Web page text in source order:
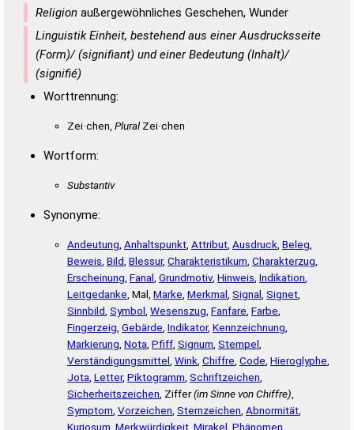
Religion außergewöhnliches Geschehen, Wunder
Linguistik Einheit, bestehend aus einer Ausdrucksseite
(Form)/ (signifiant) und einer Bedeutung (Inhalt)/
(signifié)
Worttrennung:
Zei·chen, PluralZei·chen
Wortform:
Substantiv
Synonyme:
Andeutung Anhaltspunkt Attribut Ausdruck Beleg
Beweis Bild Blessur, Charakteristikum Charakterzug
Erscheinung Fanal Grundmotiv, Hinweis Indikation
Leitgedanke , Mal, Marke Merkmal Signal Signet
Sinnbild Symbol Wesenszug Fanfare Farbe
Fingerzeig Gebärde Indikator, Kennzeichnung
Markierung Nota Pfiff Signum Stempel
Verständigungsmittel Wink Chiffre Code Hieroglyphe
Jota Letter, Piktogramm Schriftzeichen
Sicherheitszeichen , Ziffer(im Sinne von Chiffre)
Symptom Vorzeichen Sternzeichen Abnormität
Kuriosum Merkwürdigkeit Mirakel Phänomen